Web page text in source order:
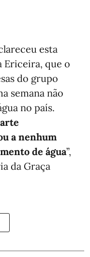
esta
Ericeira, que o
do grupo
semana não
no país.
a nenhum
de água”,
da Graça